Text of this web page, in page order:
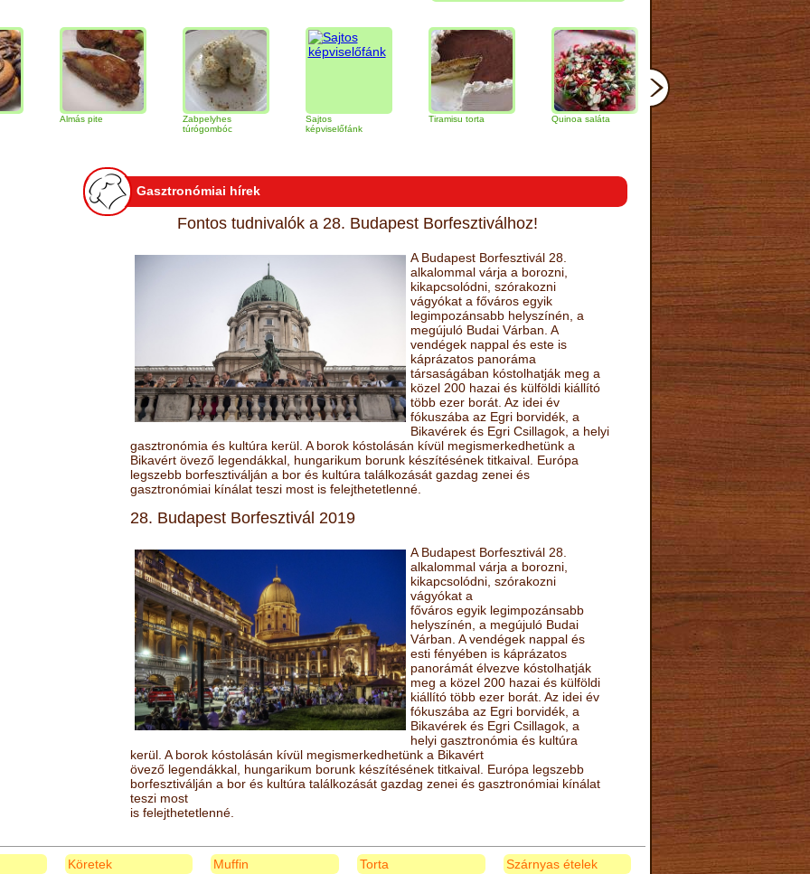
Zabpelyhes
túrógombóc
képviselőfánk
Tiramisu torta Quinoa saláta Mandulás kifli
Csokoládés-
narancs torta
Gasztronómiai hírek
Fontos tudnivalók a 28. Budapest Borfesztiválhoz!
A Budapest Borfesztivál 28.
alkalommal várja a borozni,
kikapcsolódni, szórakozni
vágyókat a főváros egyik
legimpozánsabb helyszínén, a
megújuló Budai Várban. A
vendégek nappal és este is
káprázatos panoráma
társaságában kóstolhatják meg a
közel 200 hazai és külföldi kiállító
több ezer borát. Az idei év
fókuszába az Egri borvidék, a
Bikavérek és Egri Csillagok, a helyi
gasztronómia és kultúra kerül. A borok kóstolásán kívül megismerkedhetünk a
Bikavért övező legendákkal, hungarikum borunk készítésének titkaival. Európa
legszebb borfesztiválján a bor és kultúra találkozását gazdag zenei és
gasztronómiai kínálat teszi most is felejthetetlenné.
28. Budapest Borfesztivál 2019
A Budapest Borfesztivál 28.
alkalommal várja a borozni,
kikapcsolódni, szórakozni
vágyókat a
főváros egyik legimpozánsabb
helyszínén, a megújuló Budai
Várban. A vendégek nappal és
esti fényében is káprázatos
panorámát élvezve kóstolhatják
meg a közel 200 hazai és külföldi
kiállító több ezer borát. Az idei év
fókuszába az Egri borvidék, a
Bikavérek és Egri Csillagok, a
helyi gasztronómia és kultúra
kerül. A borok kóstolásán kívül megismerkedhetünk a Bikavért
övező legendákkal, hungarikum borunk készítésének titkaival. Európa legszebb
borfesztiválján a bor és kultúra találkozását gazdag zenei és gasztronómiai kínálat
teszi most
is felejthetetlenné.
Köretek Muffin Torta Szárnyas ételek